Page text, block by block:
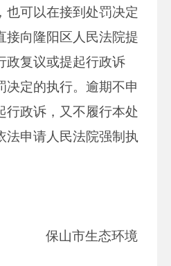
也可以在接到处罚决定
接向隆阳区人民法院提
政复议或提起行政诉
决定的执行。逾期不申
行政诉，又不履行本处
法申请人民法院强制执
生态环境